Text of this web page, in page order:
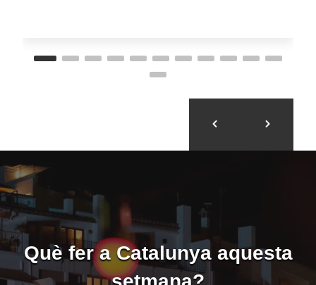
Què fer a Catalunya aquesta